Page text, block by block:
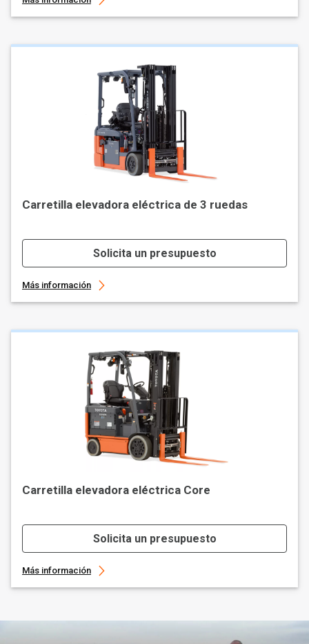
Carretilla elevadora eléctrica de 3 ruedas
Solicita un presupuesto
Más información
Carretilla elevadora eléctrica Core
Solicita un presupuesto
Más información